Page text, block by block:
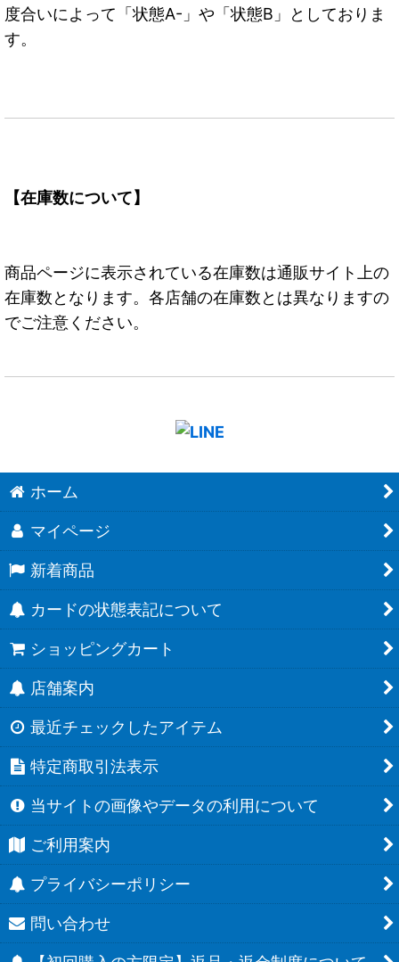
度合いによって「状態A-」や「状態B」としておりま
す。
【在庫数について】
商品ページに表示されている在庫数は通販サイト上の
在庫数となります。各店舗の在庫数とは異なりますの
でご注意ください。
ホーム
マイページ
新着商品
カードの状態表記について
ショッピングカート
店舗案内
最近チェックしたアイテム
特定商取引法表示
当サイトの画像やデータの利用について
ご利用案内
プライバシーポリシー
問い合わせ